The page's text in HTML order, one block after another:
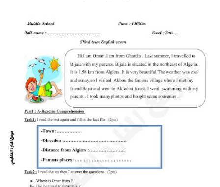
السنة الثانية متوسط
السنة الثالثة متوسط
السنة الرابعة متوسط
شهادة التعليم المتوسط
بنك الفروض و الاختبارات
محفظة الأستاذ
بنك مذكرات الاستاذ